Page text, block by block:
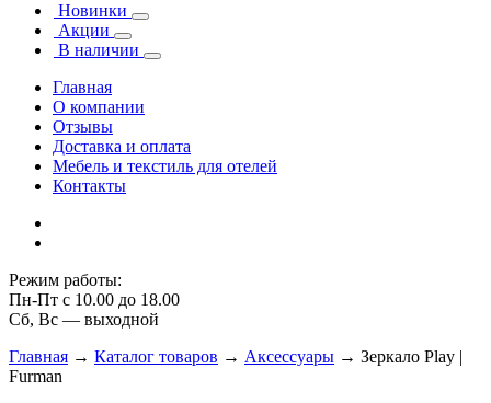
Новинки
Акции
В наличии
Главная
О компании
Отзывы
Доставка и оплата
Мебель и текстиль для отелей
Контакты
Режим работы:
Пн-Пт с 10.00 до 18.00
Сб, Вс — выходной
Главная → Каталог товаров → Аксессуары → Зеркало Play |
Furman